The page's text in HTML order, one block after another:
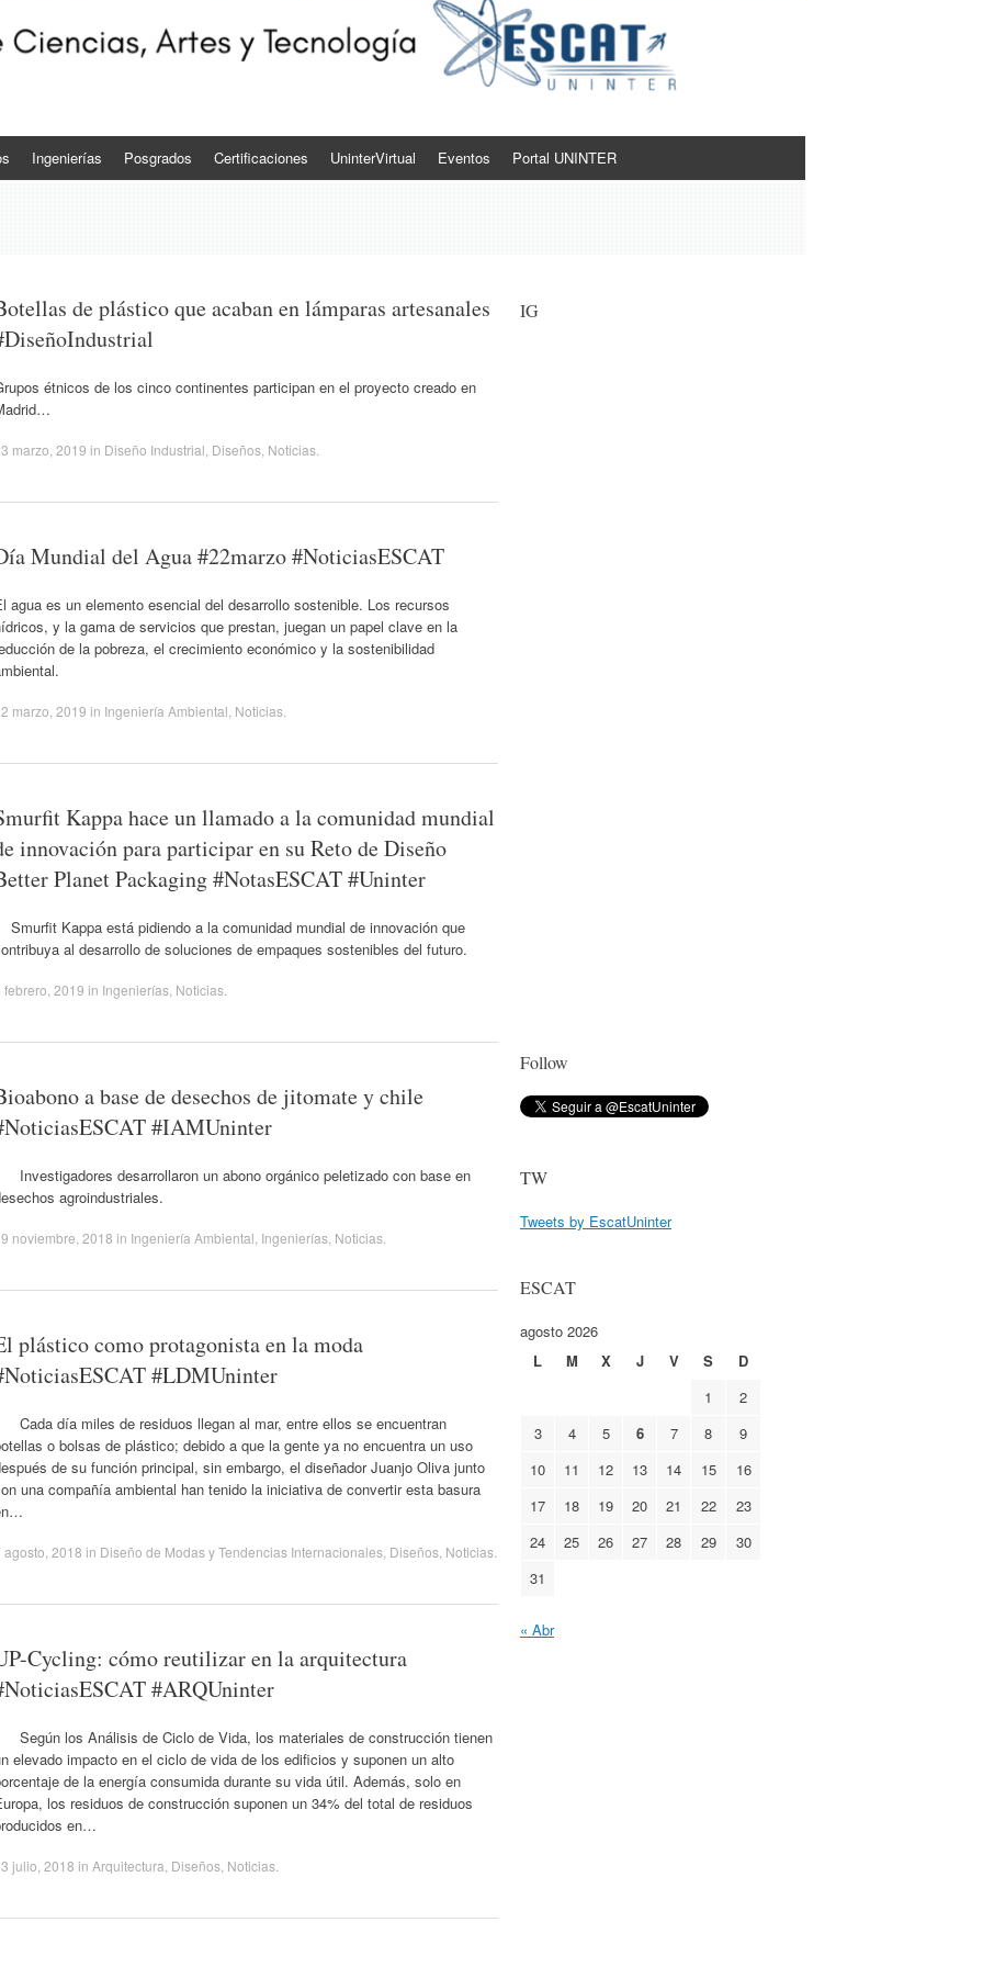
Ingenierías Posgrados Certificaciones UninterVirtual Eventos Portal UNINTER
de plástico que acaban en lámparas artesanales
étnicos de los cinco continentes participan en el proyecto creado en
marzo, 2019 in Diseño Industrial Diseños Noticias
Mundial del Agua #22marzo #NoticiasESCAT
agua es un elemento esencial del desarrollo sostenible. Los recursos
y la gama de servicios que prestan, juegan un papel clave en la
de la pobreza, el crecimiento económico y la sostenibilidad
marzo, 2019 in Ingeniería Ambiental Noticias
Kappa hace un llamado a la comunidad mundial
innovación para participar en su Reto de Diseño
Planet Packaging #NotasESCAT #Uninter
Smurfit Kappa está pidiendo a la comunidad mundial de innovación que
al desarrollo de soluciones de empaques sostenibles del futuro.
febrero, 2019 in Ingenierías Noticias
a base de desechos de jitomate y chile
#IAMUninter
Investigadores desarrollaron un abono orgánico peletizado con base en
agroindustriales.
noviembre, 2018 in Ingeniería Ambiental Ingenierías Noticias
plástico como protagonista en la moda
#LDMUninter
Cada día miles de residuos llegan al mar, entre ellos se encuentran
o bolsas de plástico; debido a que la gente ya no encuentra un uso
de su función principal, sin embargo, el diseñador Juanjo Oliva junto
una compañía ambiental han tenido la iniciativa de convertir esta basura
agosto, 2018 in Diseño de Modas y Tendencias Internacionales Diseños Noticias
Cycling: cómo reutilizar en la arquitectura
#ARQUninter
Según los Análisis de Ciclo de Vida, los materiales de construcción tienen
elevado impacto en el ciclo de vida de los edificios y suponen un alto
de la energía consumida durante su vida útil. Además, solo en
los residuos de construcción suponen un 34% del total de residuos
en…
julio, 2018 in Arquitectura Diseños Noticias
IG
Follow
TW
Tweets by EscatUninter
ESCAT
agosto 2026
L
M X J V S
D
1
2
3
4 5 6 7 8
9
10
11 12 13 14 15
16
17
18 19 20 21 22
23
24
25 26 27 28 29
30
31
« Abr